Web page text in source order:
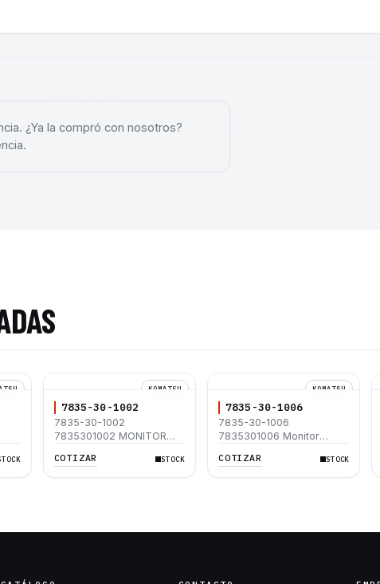
¿Ya la compró con nosotros?
KOMATSU
7835-30-1002
7835-30-1002
7835301002 MONITOR
PC200LC-8 PC220-8
COTIZAR STOCK
KOMATSU
7835-30-1006
7835-30-1006
7835301006 Monitor
PC200LC-8 PC220-8
COTIZAR STOCK